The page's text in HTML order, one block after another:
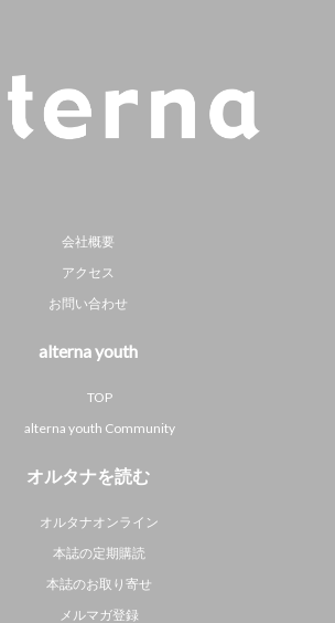
会社概要
アクセス
お問い合わせ
alterna youth
TOP
alterna youth Community
オルタナを読む
オルタナオンライン
本誌の定期購読
本誌のお取り寄せ
メルマガ登録